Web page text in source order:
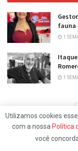
fauna
1
1
Outro ponto que
Utilizamos cookies
com a nossa Política
você